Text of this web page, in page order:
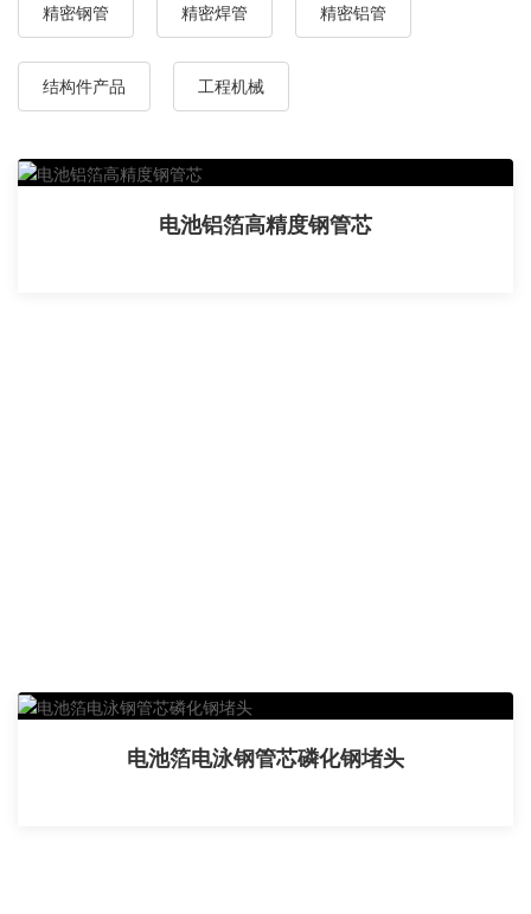
精密钢管 精密焊管 精密铝管
结构件产品 工程机械
电池铝箔高精度钢管芯
电池箔电泳钢管芯磷化钢堵头